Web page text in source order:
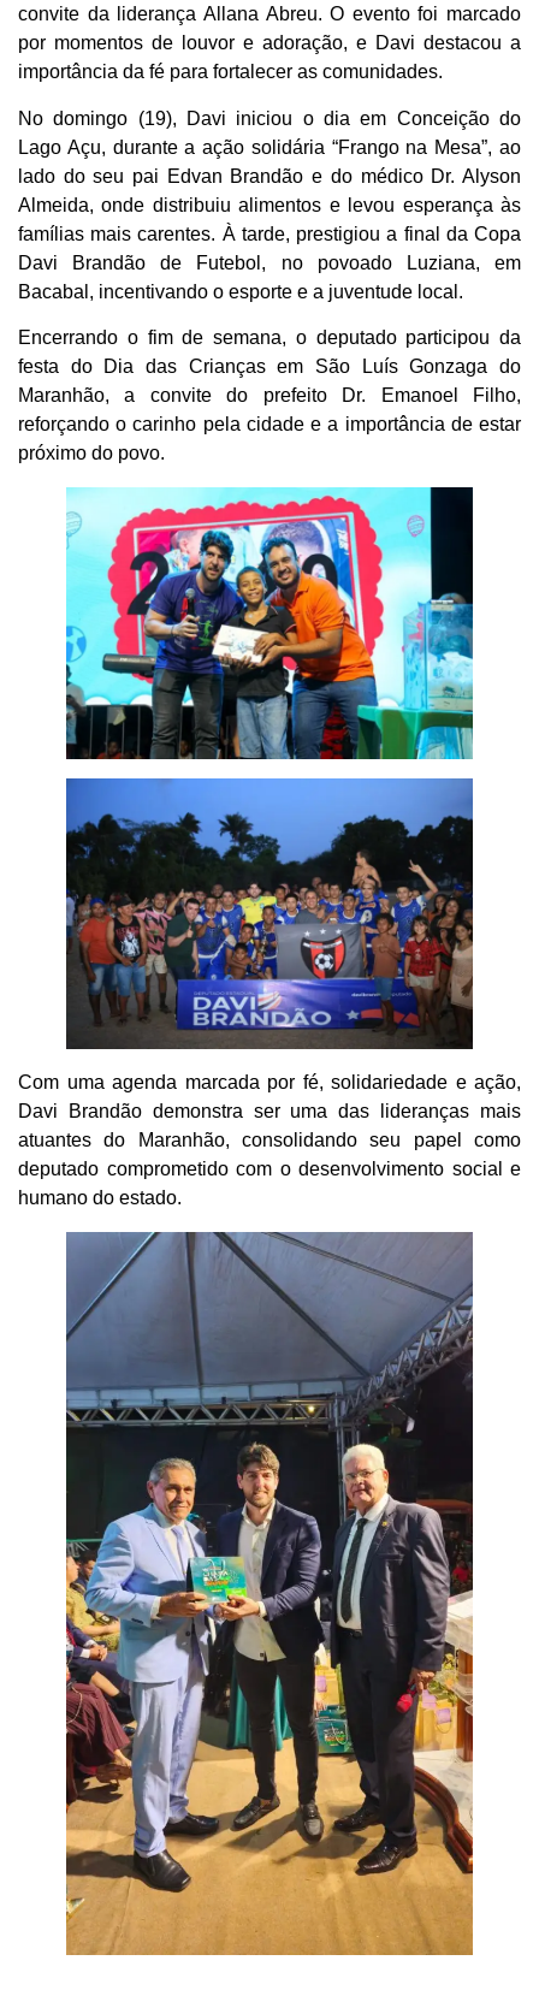
convite da liderança Allana Abreu. O evento foi marcado
por momentos de louvor e adoração, e Davi destacou a
importância da fé para fortalecer as comunidades.
No domingo (19), Davi iniciou o dia em Conceição do
Lago Açu, durante a ação solidária “Frango na Mesa”, ao
lado do seu pai Edvan Brandão e do médico Dr. Alyson
Almeida, onde distribuiu alimentos e levou esperança às
famílias mais carentes. À tarde, prestigiou a final da Copa
Davi Brandão de Futebol, no povoado Luziana, em
Bacabal, incentivando o esporte e a juventude local.
Encerrando o fim de semana, o deputado participou da
festa do Dia das Crianças em São Luís Gonzaga do
Maranhão, a convite do prefeito Dr. Emanoel Filho,
reforçando o carinho pela cidade e a importância de estar
próximo do povo.
Com uma agenda marcada por fé, solidariedade e ação,
Davi Brandão demonstra ser uma das lideranças mais
atuantes do Maranhão, consolidando seu papel como
deputado comprometido com o desenvolvimento social e
humano do estado.